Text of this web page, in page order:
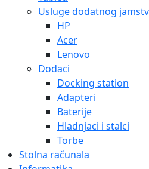
Usluge dodatnog
HP
Acer
Lenovo
Dodaci
Docking station
Adapteri
Baterije
Hladnjaci i stalci
Torbe
Stolna računala